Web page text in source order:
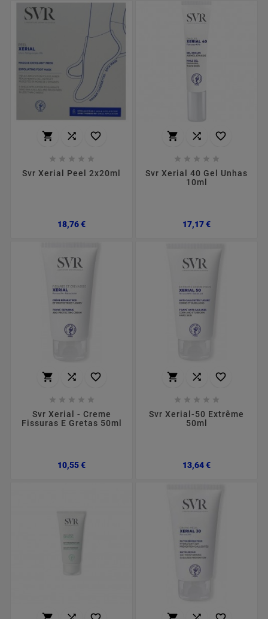
  
    
Svr Xerial Peel 2x20ml
18,76 €Preço
  
    
Svr Xerial 40 Gel Unhas
10ml
17,17 €Preço
  
    
Svr Xerial - Creme
Fissuras E Gretas 50ml
10,55 €Preço
  
    
Svr Xerial-50 Extrême
50ml
13,64 €Preço